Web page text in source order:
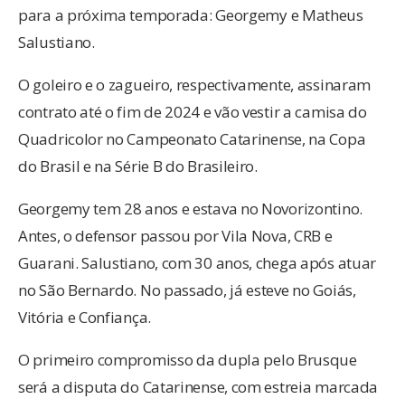
para a próxima temporada: Georgemy e Matheus
Salustiano.
O goleiro e o zagueiro, respectivamente, assinaram
contrato até o fim de 2024 e vão vestir a camisa do
Quadricolor no Campeonato Catarinense, na Copa
do Brasil e na Série B do Brasileiro.
Georgemy tem 28 anos e estava no Novorizontino.
Antes, o defensor passou por Vila Nova, CRB e
Guarani. Salustiano, com 30 anos, chega após atuar
no São Bernardo. No passado, já esteve no Goiás,
Vitória e Confiança.
O primeiro compromisso da dupla pelo Brusque
será a disputa do Catarinense, com estreia marcada